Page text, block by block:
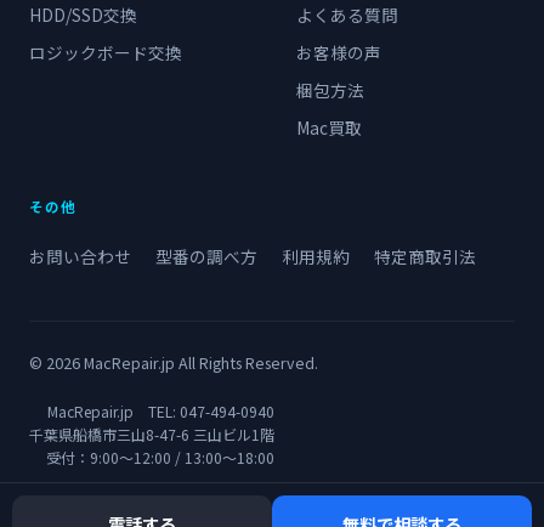
HDD/SSD交換
ロジックボード交換
よくある質問
お客様の声
梱包方法
Mac買取
その他
お問い合わせ 型番の調べ方 利用規約 特定商取引法
© 2026 MacRepair.jp All Rights Reserved.
MacRepair.jp TEL: 047-494-0940
千葉県船橋市三山8-47-6 三山ビル1階
受付：9:00〜12:00 / 13:00〜18:00